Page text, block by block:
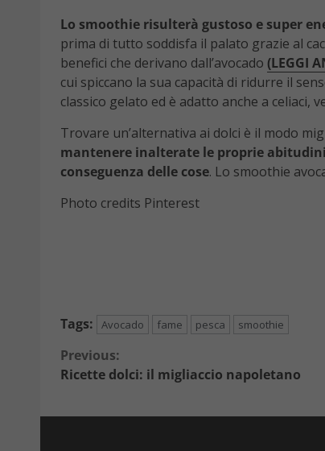
Lo smoothie risulterà gustoso e super
prima di tutto soddisfa il palato grazie al
benefici che derivano dall’avocado (LEGGI
cui spiccano la sua capacità di ridurre il
classico gelato ed è adatto anche a celiaci,
Trovare un’alternativa ai dolci è il modo
mantenere inalterate le proprie
conseguenza delle cose. Lo smoothie
Photo credits Pinterest
Tags: Avocado fame pesca smoothie
Continue
Previous:
Ricette dolci: il migliaccio napoletano